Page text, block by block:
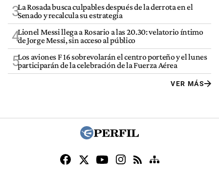
3La Rosada busca culpables después de la derrota en el
Senado y recalcula su estrategia
4Lionel Messi llega a Rosario a las 20.30: velatorio íntimo
de Jorge Messi, sin acceso al público
5Los aviones F 16 sobrevolarán el centro porteño y el lunes
participarán de la celebración de la Fuerza Aérea
VER MÁS